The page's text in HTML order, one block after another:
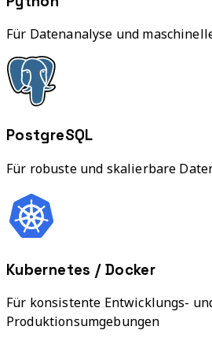
Für Datenanalyse und
PostgreSQL
Für robuste und skalierbare
Kubernetes / Docker
Für konsistente Entwicklungs-
Produktionsumgebungen